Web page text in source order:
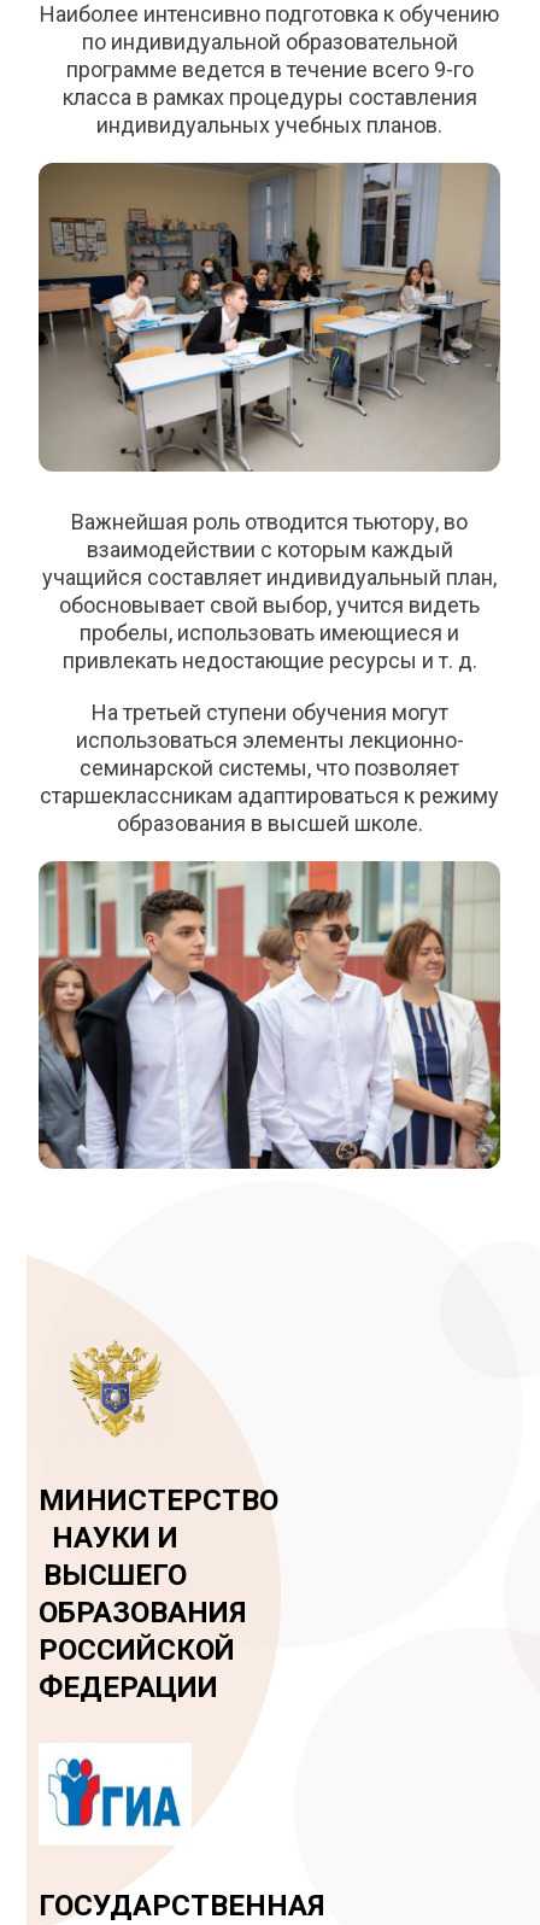
Наиболее интенсивно подготовка к обучению
по индивидуальной образовательной
программе ведется в течение всего 9-го
класса в рамках процедуры составления
индивидуальных учебных планов.
Важнейшая роль отводится тьютору, во
взаимодействии с которым каждый
учащийся составляет индивидуальный план,
обосновывает свой выбор, учится видеть
пробелы, использовать имеющиеся и
привлекать недостающие ресурсы и т. д.
На третьей ступени обучения могут
использоваться элементы лекционно-
семинарской системы, что позволяет
старшеклассникам адаптироваться к режиму
образования в высшей школе.
МИНИСТЕРСТВО
НАУКИ И
ВЫСШЕГО
ОБРАЗОВАНИЯ
РОССИЙСКОЙ
ФЕДЕРАЦИИ
ГОСУДАРСТВЕННАЯ